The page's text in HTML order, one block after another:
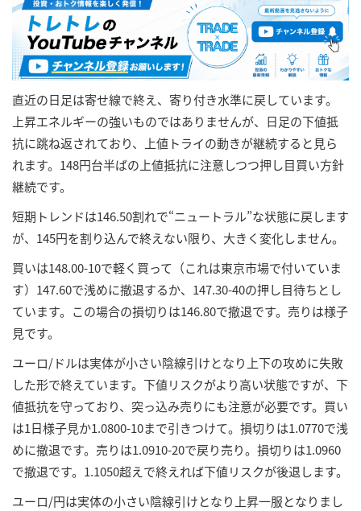
直近の日足は寄せ線で終え、寄り付き水準に戻しています。
上昇エネルギーの強いものではありませんが、日足の下値抵
抗に跳ね返されており、上値トライの動きが継続すると見ら
れます。148円台半ばの上値抵抗に注意しつつ押し目買い方針
継続です。
短期トレンドは146.50割れで“ニュートラル”な状態に戻します
が、145円を割り込んで終えない限り、大きく変化しません。
買いは148.00-10で軽く買って（これは東京市場で付いていま
す）147.60で浅めに撤退するか、147.30-40の押し目待ちとし
ています。この場合の損切りは146.80で撤退です。売りは様子
見です。
ユーロ/ドルは実体が小さい陰線引けとなり上下の攻めに失敗
した形で終えています。下値リスクがより高い状態ですが、下
値抵抗を守っており、突っ込み売りにも注意が必要です。買い
は1日様子見か1.0800-10まで引きつけて。損切りは1.0770で浅
めに撤退です。売りは1.0910-20で戻り売り。損切りは1.0960
で撤退です。1.1050超えで終えれば下値リスクが後退します。
ユーロ/円は実体の小さい陰線引けとなり上昇一服となりまし